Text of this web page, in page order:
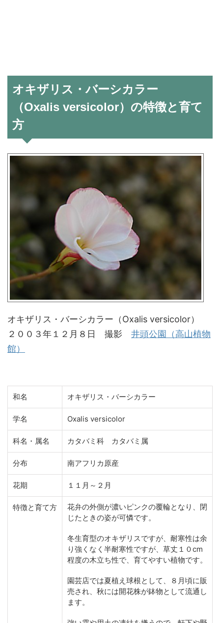
オキザリス・バーシカラー
（Oxalis versicolor）の特徴と育て
方
オキザリス・バーシカラー（Oxalis versicolor）
２００３年１２月８日 撮影 井頭公園（高山植物
館）
和名 オキザリス・バーシカラー
学名 Oxalis versicolor
科名・属名 カタバミ科 カタバミ属
分布 南アフリカ原産
花期 １１月～２月
特徴と育て方
花弁の外側が濃いピンクの覆輪となり、閉
じたときの姿が可憐です。
冬生育型のオキザリスですが、耐寒性は余
り強くなく半耐寒性ですが、草丈１０cm
程度の木立ち性で、育てやすい植物です。
園芸店では夏植え球根として、８月頃に販
売され、秋には開花株が鉢物として流通し
ます。